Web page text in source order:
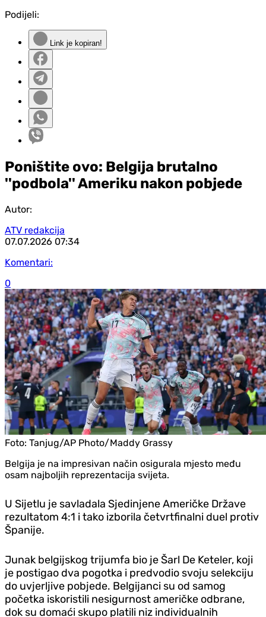
Podijeli:
Link je kopiran!
Poništite ovo: Belgija brutalno
''podbola'' Ameriku nakon pobjede
Autor:
ATV redakcija
07.07.2026 07:34
Komentari:
0
Foto: Tanjug/AP Photo/Maddy Grassy
Belgija je na impresivan način osigurala mjesto među
osam najboljih reprezentacija svijeta.
U Sijetlu je savladala Sjedinjene Američke Države
rezultatom 4:1 i tako izborila četvrtfinalni duel protiv
Španije.
Junak belgijskog trijumfa bio je Šarl De Keteler, koji
je postigao dva pogotka i predvodio svoju selekciju
do uvjerljive pobjede. Belgijanci su od samog
početka iskoristili nesigurnost američke odbrane,
dok su domaći skupo platili niz individualnih